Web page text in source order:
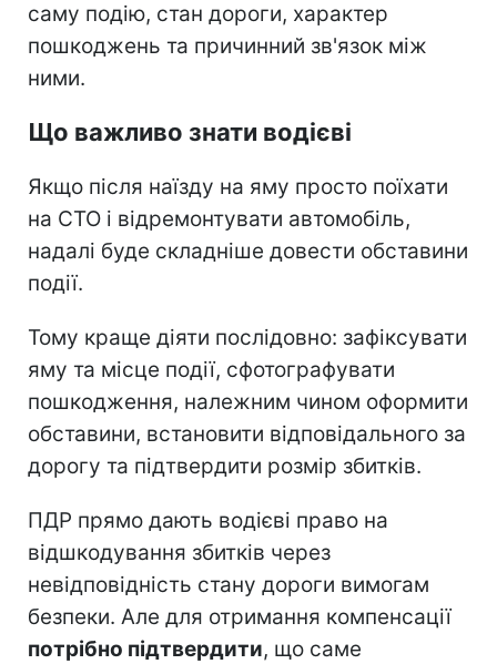
саму подію, стан дороги, характер
пошкоджень та причинний зв'язок між
ними.
Що важливо знати водієві
Якщо після наїзду на яму просто поїхати
на СТО і відремонтувати автомобіль,
надалі буде складніше довести обставини
події.
Тому краще діяти послідовно: зафіксувати
яму та місце події, сфотографувати
пошкодження, належним чином оформити
обставини, встановити відповідального за
дорогу та підтвердити розмір збитків.
ПДР прямо дають водієві право на
відшкодування збитків через
невідповідність стану дороги вимогам
безпеки. Але для отримання компенсації
потрібно підтвердити, що саме